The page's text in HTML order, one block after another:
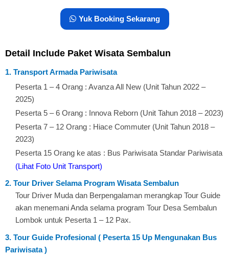
Yuk Booking Sekarang
Detail Include Paket Wisata Sembalun
1. Transport Armada Pariwisata
Peserta 1 – 4 Orang : Avanza All New (Unit Tahun 2022 –
2025)
Peserta 5 – 6 Orang : Innova Reborn (Unit Tahun 2018 – 2023)
Peserta 7 – 12 Orang : Hiace Commuter (Unit Tahun 2018 –
2023)
Peserta 15 Orang ke atas : Bus Pariwisata Standar Pariwisata
(Lihat Foto Unit Transport)
2. Tour Driver Selama Program Wisata Sembalun
Tour Driver Muda dan Berpengalaman merangkap Tour Guide
akan menemani Anda selama program Tour Desa Sembalun
Lombok untuk Peserta 1 – 12 Pax.
3. Tour Guide Profesional ( Peserta 15 Up Mengunakan Bus
Pariwisata )